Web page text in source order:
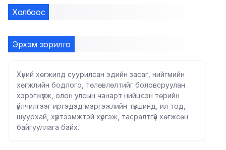
Холбоос
Эрхэм зорилго
Хүний хөгжилд суурилсан эдийн засаг, нийгмийн
хөгжлийн бодлого, төлөвлөлтийг боловсруулан
хэрэгжүүлж, олон улсын чанарт нийцсэн төрийн
үйлчилгээг иргэдэд мэргэжлийн түвшинд, ил тод,
шуурхай, хүртээмжтэй хүргэж, тасралтгүй хөгжсөн
байгууллага байх.